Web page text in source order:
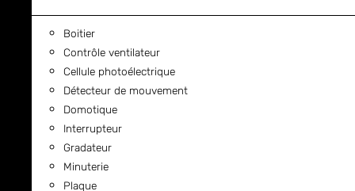
Boitier
Contrôle ventilateur
Cellule photoélectrique
Détecteur de mouvement
Domotique
Interrupteur
Gradateur
Minuterie
Plaque